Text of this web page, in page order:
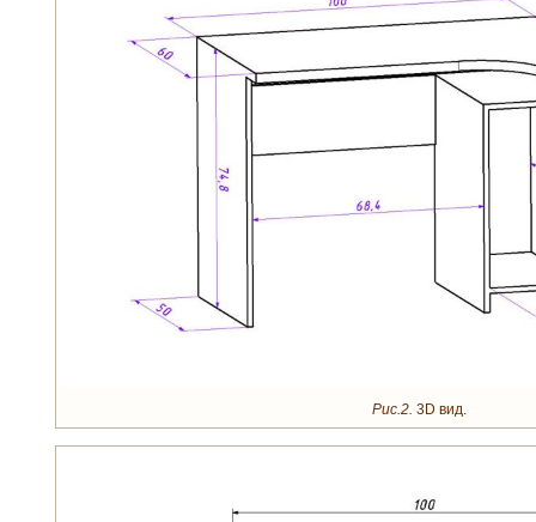
Рис.2. 3D вид.